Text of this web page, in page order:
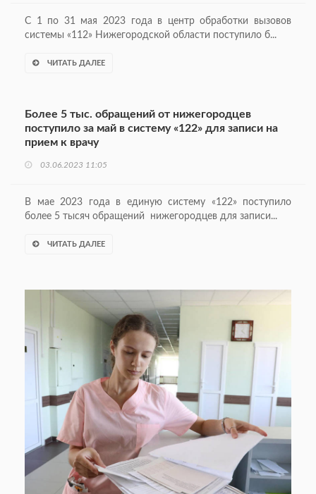
С 1 по 31 мая 2023 года в центр обработки вызовов
системы «112» Нижегородской области поступило б...
ЧИТАТЬ ДАЛЕЕ
Более 5 тыс. обращений от нижегородцев
поступило за май в систему «122» для записи на
прием к врачу
03.06.2023 11:05
В мае 2023 года в единую систему «122» поступило
более 5 тысяч обращений нижегородцев для записи...
ЧИТАТЬ ДАЛЕЕ